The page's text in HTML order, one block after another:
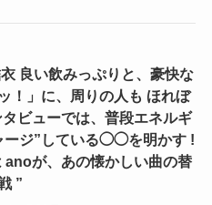
衣 良い飲みっぷりと、豪快な
！」に、周りの人も ほれぼ
ビューでは、普段エネルギ
ージ”している◯◯を明かす !
anoが、あの懐かしい曲の替
”